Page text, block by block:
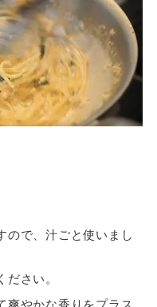
ので、汁ごと使いまし
さい。
爽やかな香りをプラス